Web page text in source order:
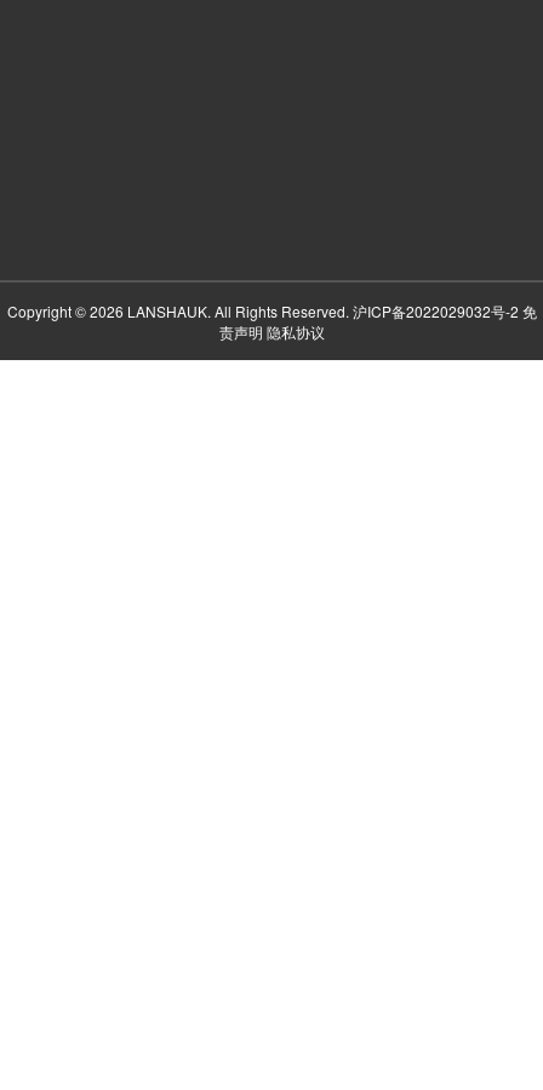
Copyright © 2026 LANSHAUK. All Rights Reserved. 沪ICP备2022029032号-2 免
责声明 隐私协议